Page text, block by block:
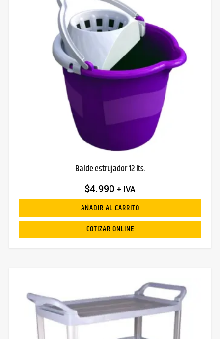
Balde estrujador 12 lts.
$4.990 + IVA
AÑADIR AL CARRITO
COTIZAR ONLINE